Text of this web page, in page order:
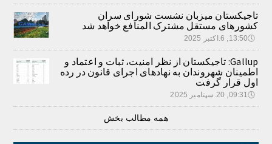
تاجیکستان میزبان نشست شورای سران
کشورهای مستقل مشترک المنافع خواهد شد
🕔13:50, 6.اکتبر 2025
Gallup: تاجیکستان از نظر امنیت، ثبات و اعتماد و
اطمینان شهروندان به نهادهای اجرای قانون در رده
اول قرار گرفت
🕔09:31, 20.سپتامبر 2025
همه مطالب بخش